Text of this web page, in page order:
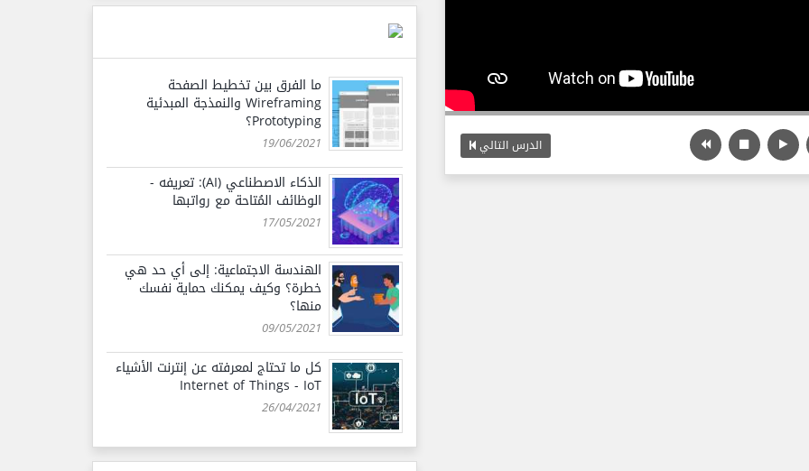
الدرس التالي
ما الفرق بين تخطيط الصفحة
Wireframing والنمذجة المبدئية
Prototyping؟
19/06/2021
الذكاء الاصطناعي (AI): تعريفه -
الوظائف المُتاحة مع رواتبها
17/05/2021
الهندسة الاجتماعية: إلى أي حد هي
خطرة؟ وكيف يمكنك حماية نفسك
منها؟
09/05/2021
كل ما تحتاج لمعرفته عن إنترنت الأشياء
Internet of Things - IoT
26/04/2021